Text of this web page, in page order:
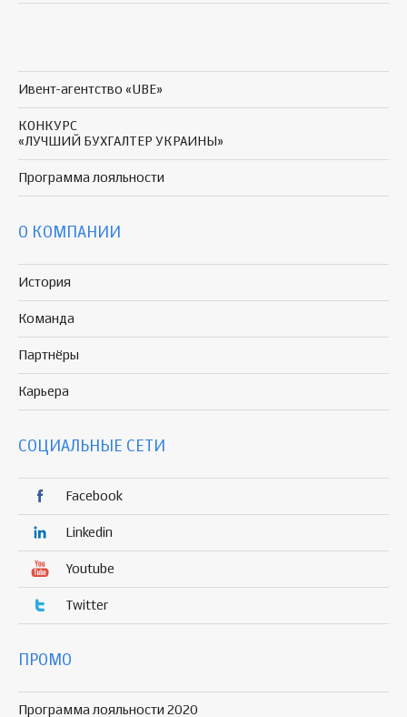
Ивент-агентство «UBE»
КОНКУРС
«ЛУЧШИЙ БУХГАЛТЕР УКРАИНЫ»
Программа лояльности
О КОМПАНИИ
История
Команда
Партнёры
Карьера
СОЦИАЛЬНЫЕ СЕТИ
Facebook
Linkedin
Youtube
Twitter
ПРОМО
Программа лояльности 2020